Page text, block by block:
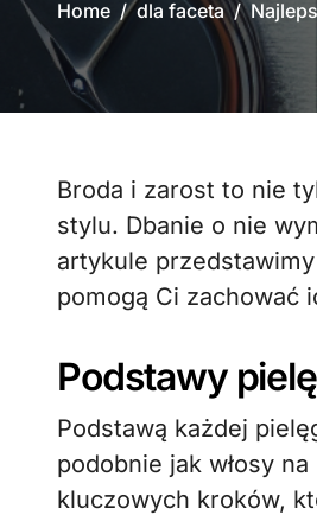
Home dla faceta
Broda i zarost to nie tylko elementy męskiego wyglądu, ale także wyraz osobowości i
stylu. Dbanie o nie
artykule
pomogą Ci zachować
Podstawy
Podstawą każdej
podobnie jak włosy
kluczowych kroków,